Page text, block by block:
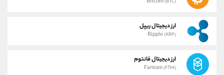
(BTC)
ارز دیجیتال ریپل
Ripple(XRP)
ارز دیجیتال فانتوم
Fantom(FTM)